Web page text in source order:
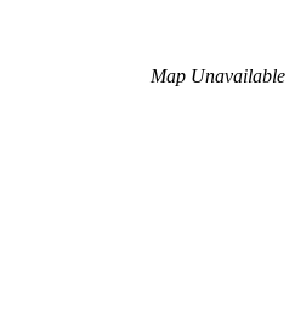
Map Unavailable